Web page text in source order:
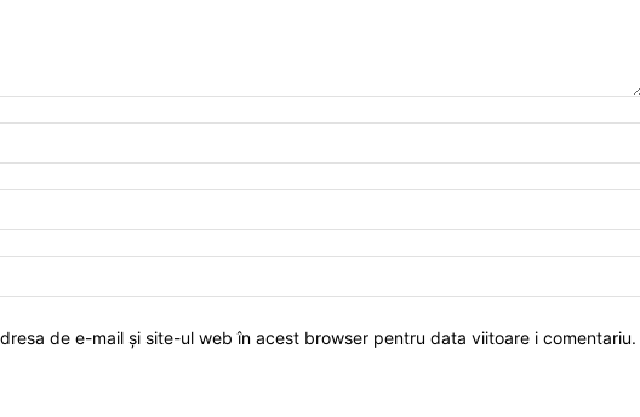
de e-mail și site-ul web în acest browser pentru data viitoare i comentariu.